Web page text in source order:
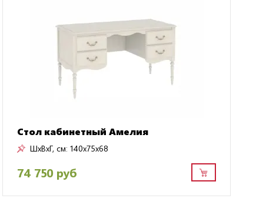
Стол кабинетный Амелия
ШxВxГ, см: 140x75x68
74 750 руб